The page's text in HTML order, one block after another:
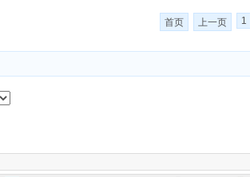
首页 上一页 1